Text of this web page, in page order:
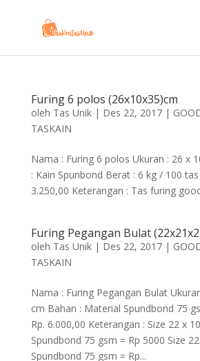
Furing 6 polos (26x10x35)cm
oleh Tas Unik| Des 22, 2017|
TASKAIN
Nama : Furing 6 polos Ukuran : 26 x
: Kain Spunbond Berat : 6 kg / 100 tas
3.250,00 Keterangan : Tas furing
Furing Pegangan Bulat
oleh Tas Unik| Des 22, 2017|
TASKAIN
Nama : Furing Pegangan Bulat
cm Bahan : Material Spundbond 75
Rp. 6.000,00 Keterangan : Size 22 x
Spundbond 75 gsm = Rp 5000 Size
Spundbond 75 gsm = Rp...